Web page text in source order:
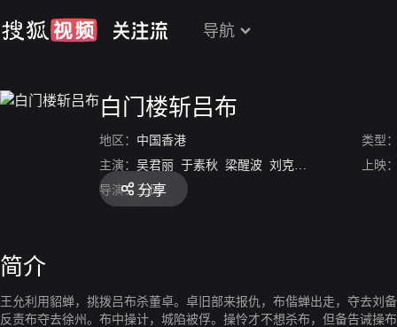
导航
白门楼斩吕布
地区： 中国香港
类型
主演： 吴君丽 于素秋 梁醒波 刘克宣 于占元
上映
导演： 王风
分享
简介
王允利用貂蝉，挑拨吕布杀董卓。卓旧部来报仇，布偕蝉出走，夺去
反责布夺去徐州。布中操计，城陷被俘。操怜才不想杀布，但备告诫操